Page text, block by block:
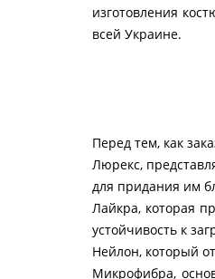
изготовления
всей Украине.
Перед тем, как
Люрекс,
для придания им
Лайкра, которая
устойчивость к
Нейлон, который
Микрофибра,